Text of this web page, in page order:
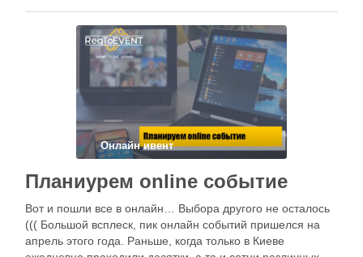
еще не знакомы с онлайн платформами давайте
посмотрим какие из них …
Онлайн ивент
Планиурем online событие
Вот и пошли все в онлайн… Выбора другого не осталось
((( Большой всплеск, пик онлайн событий пришелся на
апрель этого года. Раньше, когда только в Киеве